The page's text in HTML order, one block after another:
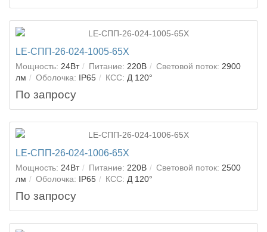
LE-СПП-26-024-1005-65Х
Мощность: 24Вт Питание: 220В Световой поток: 2900
лм
Оболочка: IP65 КСС: Д 120°
По запросу
LE-СПП-26-024-1006-65Х
Мощность: 24Вт Питание: 220В Световой поток: 2500
лм
Оболочка: IP65 КСС: Д 120°
По запросу